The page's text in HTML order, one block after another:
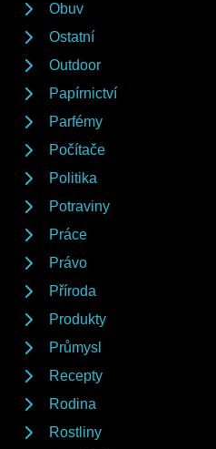
Obuv
Ostatní
Outdoor
Papírnictví
Parfémy
Počítače
Politika
Potraviny
Práce
Právo
Příroda
Produkty
Průmysl
Recepty
Rodina
Rostliny